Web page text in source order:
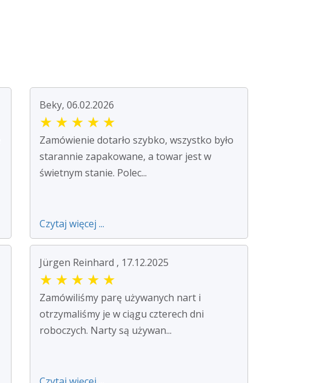
Beky, 06.02.2026
★ ★ ★ ★ ★
Zamówienie dotarło szybko, wszystko było
starannie zapakowane, a towar jest w
świetnym stanie. Polec...
Czytaj więcej ...
Jürgen Reinhard , 17.12.2025
★ ★ ★ ★ ★
Zamówiliśmy parę używanych nart i
otrzymaliśmy je w ciągu czterech dni
roboczych. Narty są używan...